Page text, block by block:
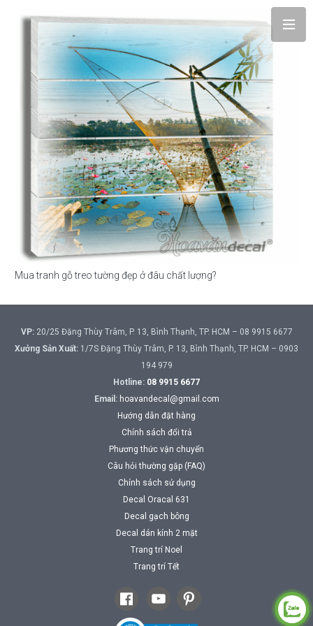
Mua tranh gỗ treo tường đẹp ở đâu chất lượng?
VP:20/25 Đặng Thùy Trâm, P. 13, Bình Thạnh, TP. HCM – 08 9915 6677
Xưởng Sản Xuất: 1/7S Đặng Thùy Trâm, P. 13, Bình Thạnh, TP. HCM – 0903
194 979
Hotline: 08 9915 6677
Email: hoavandecal@gmail.com
Hướng dẫn đặt hàng
Chính sách đổi trả
Phương thức vận chuyển
Câu hỏi thường gặp (FAQ)
Chính sách sử dụng
Decal Oracal 631
Decal gạch bông
Decal dán kính 2 mặt
Trang trí Noel
Trang trí Tết